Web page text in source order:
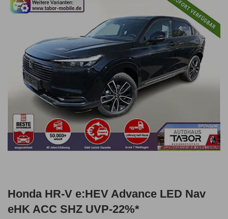
Honda HR-V e:HEV Advance LED Nav
eHK ACC SHZ UVP-22%*